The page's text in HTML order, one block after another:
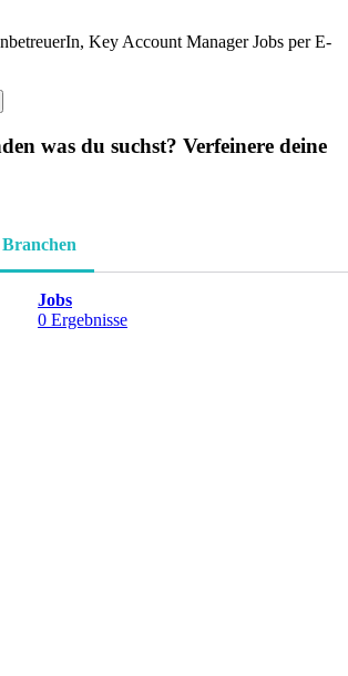
Key Account Manager Jobs per E-
was du suchst? Verfeinere deine
Jobs
0 Ergebnisse